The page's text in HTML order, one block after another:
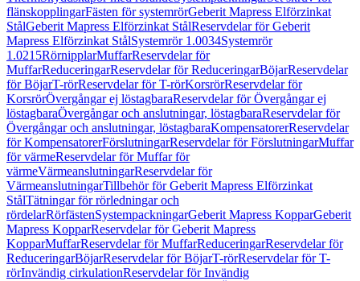
flänskopplingarFästen för systemrörGeberit Mapress Elförzinkat
StålGeberit Mapress Elförzinkat StålReservdelar för Geberit
Mapress Elförzinkat StålSystemrör 1.0034Systemrör
1.0215RörnipplarMuffarReservdelar för
MuffarReduceringarReservdelar för ReduceringarBöjarReservdelar
för BöjarT-rörReservdelar för T-rörKorsrörReservdelar för
KorsrörÖvergångar ej löstagbaraReservdelar för Övergångar ej
löstagbaraÖvergångar och anslutningar, löstagbaraReservdelar för
Övergångar och anslutningar, löstagbaraKompensatorerReservdelar
för KompensatorerFörslutningarReservdelar för FörslutningarMuffar
för värmeReservdelar för Muffar för
värmeVärmeanslutningarReservdelar för
VärmeanslutningarTillbehör för Geberit Mapress Elförzinkat
StålTätningar för rörledningar och
rördelarRörfästenSystempackningarGeberit Mapress KopparGeberit
Mapress KopparReservdelar för Geberit Mapress
KopparMuffarReservdelar för MuffarReduceringarReservdelar för
ReduceringarBöjarReservdelar för BöjarT-rörReservdelar för T-
rörInvändig cirkulationReservdelar för Invändig